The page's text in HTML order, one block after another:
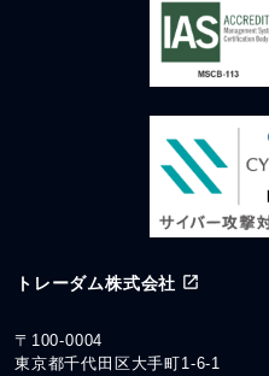
トレーダム株式会社
〒100-0004
東京都千代田区大手町1-6-1